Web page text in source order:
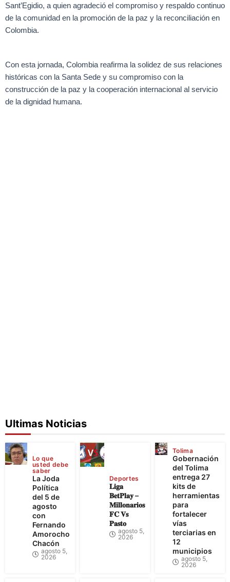
Sant’Egidio, a quien agradeció el compromiso y respaldo continuo
de la comunidad en la promoción de la paz y la reconciliación en
Colombia.
Con esta jornada, Colombia reafirma la solidez de sus relaciones
históricas con la Santa Sede y su compromiso con la
construcción de la paz y la cooperación internacional al servicio
de la dignidad humana.
Ultimas Noticias
Lo que
usted debe
saber
La Joda
Política
del 5 de
agosto
con
Fernando
Amorocho
Chacón
agosto 5,
2026
Deportes
𝐋𝐢𝐠𝐚
𝐁𝐞𝐭𝐏𝐥𝐚𝐲 –
𝐌𝐢𝐥𝐥𝐨𝐧𝐚𝐫𝐢𝐨𝐬
𝐅𝐂 𝐕𝐬
𝐏𝐚𝐬𝐭𝐨
agosto 5,
2026
Tolima
Gobernación
del Tolima
entrega 27
kits de
herramientas
para
fortalecer
vías
terciarias en
12
municipios
agosto 5,
2026